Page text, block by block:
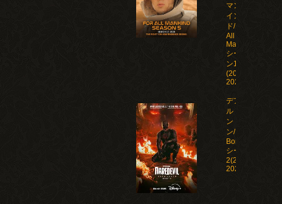
マンカ
イン
ド/For
All
Mankind
シーズ
ン1-5
(2019-
2026)
デアデビ
ル：ボー
ン・アゲイ
ン/Daredevil:
Born Again
シーズン1-
2(2025-
2026)